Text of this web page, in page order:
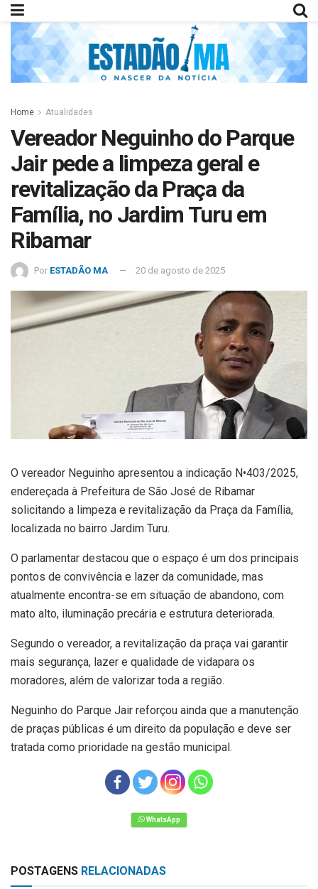
Home Atualidades
Vereador Neguinho do Parque
Jair pede a limpeza geral e
revitalização da Praça da
Família, no Jardim Turu em
Ribamar
Por ESTADÃO MA 20 de agosto de 2025
O vereador Neguinho apresentou a indicação N•403/2025,
endereçada à Prefeitura de São José de Ribamar
solicitando a limpeza e revitalização da Praça da Família,
localizada no bairro Jardim Turu.
O parlamentar destacou que o espaço é um dos principais
pontos de convivência e lazer da comunidade, mas
atualmente encontra-se em situação de abandono, com
mato alto, iluminação precária e estrutura deteriorada.
Segundo o vereador, a revitalização da praça vai garantir
mais segurança, lazer e qualidade de vidapara os
moradores, além de valorizar toda a região.
Neguinho do Parque Jair reforçou ainda que a manutenção
de praças públicas é um direito da população e deve ser
tratada como prioridade na gestão municipal.
POSTAGENS RELACIONADAS